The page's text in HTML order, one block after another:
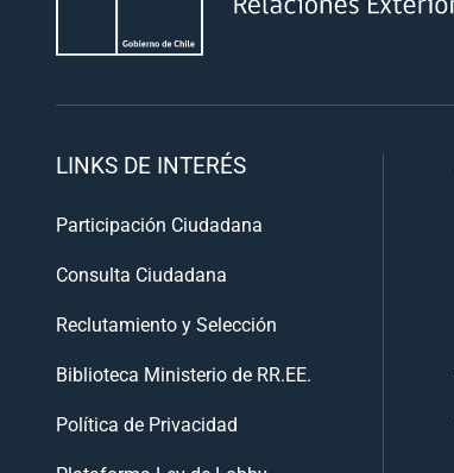
LINKS DE INTERÉS
Participación Ciudadana
Consulta Ciudadana
Reclutamiento y Selección
Biblioteca Ministerio de RR.EE.
Política de Privacidad